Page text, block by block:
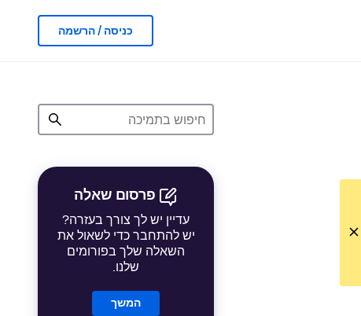
כניסה / הרשמה
פרסום שאלה
עדיין יש לך צורך בעזרה?
יש להתחבר כדי לשאול את
השאלה שלך בפורומים
שלנו.
המשך